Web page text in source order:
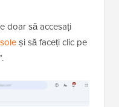
doar să accesați
și să faceți clic pe